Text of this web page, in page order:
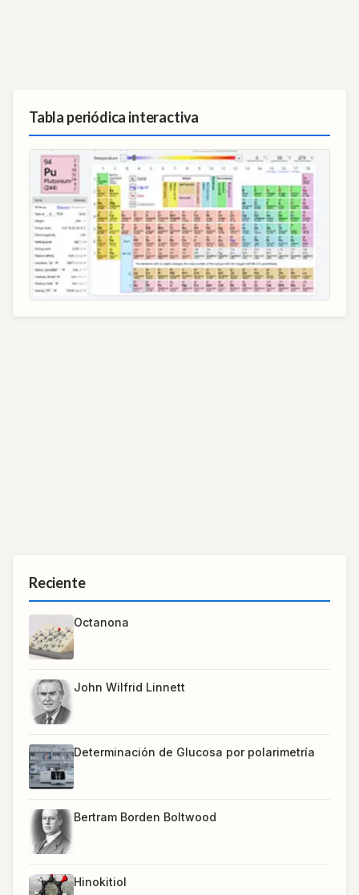
Tabla periódica interactiva
Reciente
Octanona
John Wilfrid Linnett
Determinación de Glucosa por polarimetría
Bertram Borden Boltwood
Hinokitiol